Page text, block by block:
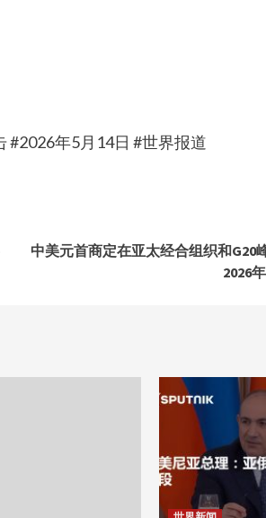
#2026年5月14日 #世界报道
中美元首商定在亚太经合组织和G20
2026